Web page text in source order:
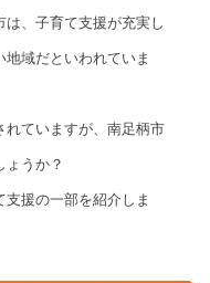
、子育て支援が充実し
域だといわれていま
れていますが、南足柄市
ょうか？
援の一部を紹介しま